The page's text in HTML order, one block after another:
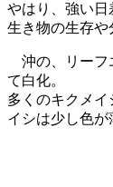
やはり、強い日
生き物の生存や
沖の、リーフ
て白化。
多くのキクメ
イシは少し色が